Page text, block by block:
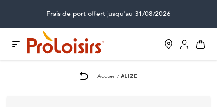
Frais de port offert jusqu'au 31/08/2026
Accueil ALIZE